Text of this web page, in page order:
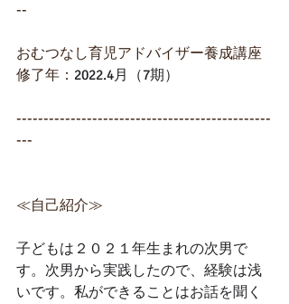
--
おむつなし育児アドバイザー養成講座
修了年： 2022.4月（7期）
-----------------------------------------------
---
≪自己紹介≫
子どもは２０２１年生まれの次男で
す。次男から実践したので、経験は浅
いです。私ができることはお話を聞く